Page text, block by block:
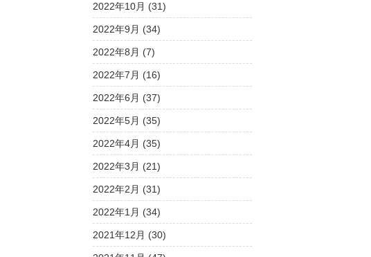
2022年10月 (31)
2022年9月 (34)
2022年8月 (7)
2022年7月 (16)
2022年6月 (37)
2022年5月 (35)
2022年4月 (35)
2022年3月 (21)
2022年2月 (31)
2022年1月 (34)
2021年12月 (30)